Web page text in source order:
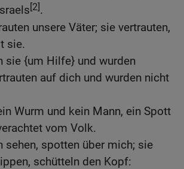
[2].
unsere Väter; sie vertrauten,
sie.
sie {um Hilfe} und wurden
auf dich und wurden nicht
Wurm und kein Mann, ein Spott
vom Volk.
sehen, spotten über mich; sie
schütteln den Kopf: